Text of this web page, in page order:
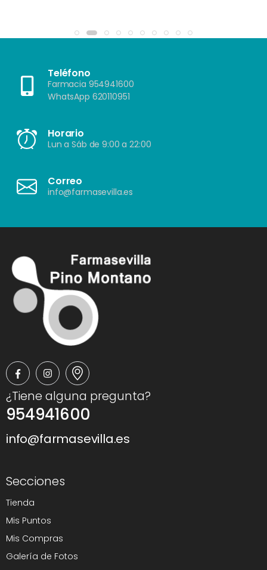
Teléfono
Farmacia 954941600
WhatsApp 620110951
Horario
Lun a Sáb de 9:00 a 22:00
Correo
info@farmasevilla.es
¿Tiene alguna pregunta?
954941600
info@farmasevilla.es
Secciones
Tienda
Mis Puntos
Mis Compras
Galería de Fotos